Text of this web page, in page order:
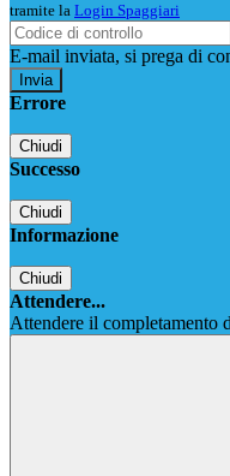
tramite la Login Spaggiari
E-mail inviata, si prega di
Errore
Chiudi
Successo
Chiudi
Informazione
Chiudi
Attendere...
Attendere il completamento